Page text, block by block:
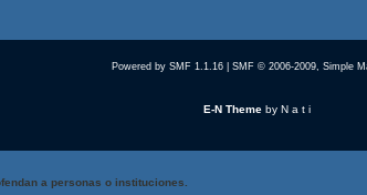
Powered by SMF 1.1.16 SMF © 2006-2009, Simple
E-N Themeby N a t i
a personas o instituciones.